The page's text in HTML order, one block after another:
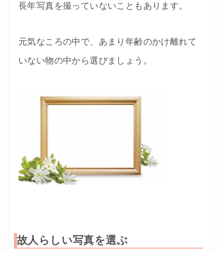
長年写真を撮っていないこともあります。
元気なころの中で、あまり年齢のかけ離れて
いない物の中から選びましょう。
故人らしい写真を選ぶ